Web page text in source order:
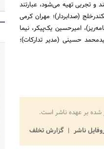
تهیه می‌شود، عبارتند
(صدابردار)؛ مهران کرمی
امیرحسین یک‌پیکر، نیما
حسینی (مدیر تدارکات)؛
بر عهده ناشر است.
ناشر
گزارش تخلف